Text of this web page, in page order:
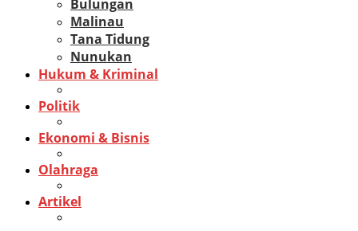
Bulungan
Malinau
Tana Tidung
Nunukan
Hukum & Kriminal
Politik
Ekonomi & Bisnis
Olahraga
Artikel